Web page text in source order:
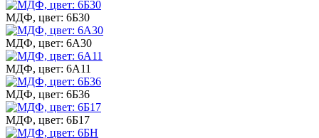
МДФ, цвет: 6Б30
МДФ, цвет: 6А30
МДФ, цвет: 6А11
МДФ, цвет: 6Б36
МДФ, цвет: 6Б17